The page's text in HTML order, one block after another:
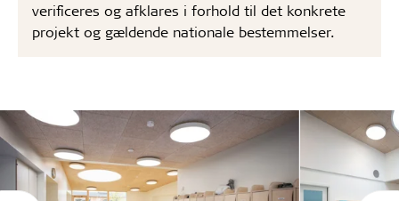
verificeres og afklares i forhold til det konkrete
projekt og gældende nationale bestemmelser.